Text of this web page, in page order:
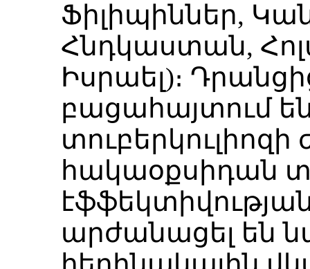
Ֆիլիպիններ,
Հնդկաստան,
Իսրաել)։
բացահայտում
հակաօքսիդան
արժանացել են